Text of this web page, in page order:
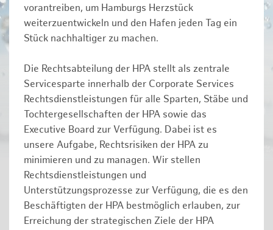
vorantreiben, um Hamburgs Herzstück
weiterzuentwickeln und den Hafen jeden Tag ein
Stück nachhaltiger zu machen.
Die Rechtsabteilung der HPA stellt als zentrale
Servicesparte innerhalb der Corporate Services
Rechtsdienstleistungen für alle Sparten, Stäbe und
Tochtergesellschaften der HPA sowie das
Executive Board zur Verfügung. Dabei ist es
unsere Aufgabe, Rechtsrisiken der HPA zu
minimieren und zu managen. Wir stellen
Rechtsdienstleistungen und
Unterstützungsprozesse zur Verfügung, die es den
Beschäftigten der HPA bestmöglich erlauben, zur
Erreichung der strategischen Ziele der HPA